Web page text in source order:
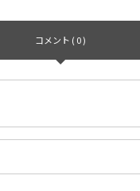
コメント ( 0 )